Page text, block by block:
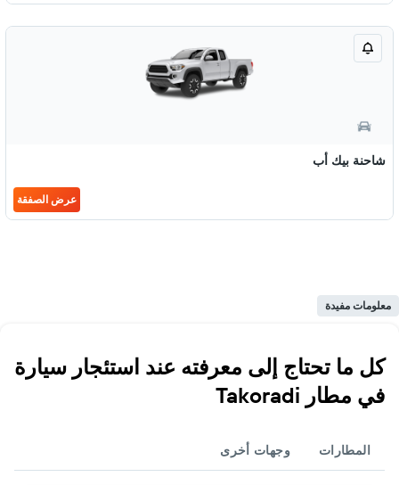
شاحنة بيك أب
عرض الصفقة
معلومات مفيدة
كل ما تحتاج إلى معرفته عند استئجار سيارة
في مطار Takoradi
المطارات وجهات أخرى